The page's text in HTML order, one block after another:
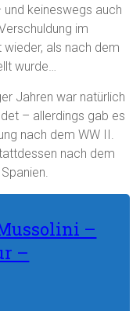
keineswegs auch
im
wieder, als nach dem
wurde…
Jahren war natürlich
– allerdings gab es
nach dem WW II.
nach dem
–
–